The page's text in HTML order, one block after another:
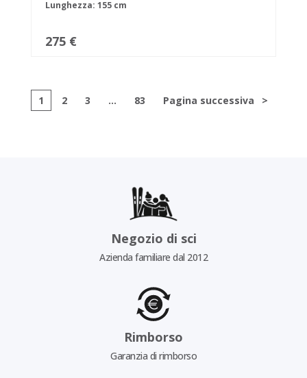
Lunghezza: 155 cm
275 €
1 2 3 ... 83 Pagina successiva >
Negozio di sci
Azienda familiare dal 2012
Rimborso
Garanzia di rimborso